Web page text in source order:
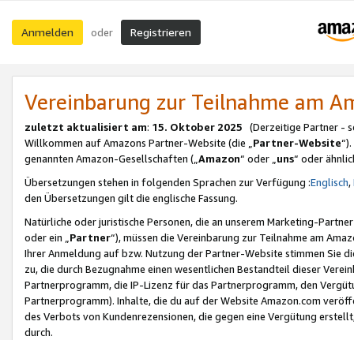
Anmelden oder Registrieren
Vereinbarung zur Teilnahme am
zuletzt aktualisiert am: 15. Oktober 2025 (Derzeitige Partner -
Willkommen auf Amazons Partner-Website (die „Partner-Website
genannten Amazon-Gesellschaften („Amazon“ oder „uns“ oder
Übersetzungen stehen in folgenden Sprachen zur Verfügung :Englisch,
den Übersetzungen gilt die englische Fassung.
Natürliche oder juristische Personen, die an unserem Marketing-
oder ein „Partner“), müssen die Vereinbarung zur Teilnahme am
Ihrer Anmeldung auf bzw. Nutzung der Partner-Website stimmen Sie
zu, die durch Bezugnahme einen wesentlichen Bestandteil dieser
Partnerprogramm, die IP-Lizenz für das Partnerprogramm, den
Partnerprogramm). Inhalte, die du auf der Website Amazon.com
des Verbots von Kundenrezensionen, die gegen eine Vergütung
durch.